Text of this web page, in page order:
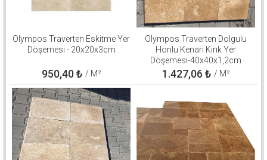
Olympos Traverten Eskitme Yer
Döşemesi - 20x20x3cm
950,40₺ / M²
Olympos Traverten Dolgulu
Honlu Kenarı Kırık Yer
Döşemesi-40x40x1,2cm
1.427,06 ₺ / M²